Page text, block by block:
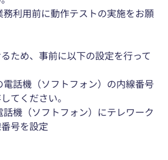
利用前に動作テストの実施をお願
ため、事前に以下の設定を行って
話機（ソフトフォン）の内線番号
てください。
機（ソフトフォン）にテレワーク
号を設定